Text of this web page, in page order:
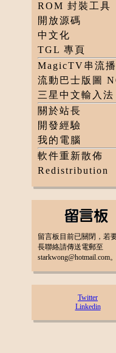
ROM 封裝工具
開放源碼
中文化
TGL 專頁
MagicTV串流
流動巴士版圖
三星中文輸入法
關於站長
開發經驗
我的電腦
軟件重新散佈
Redistribution
留言板目前已關閉，若
長聯絡請傳送電郵至
starkwong@hotmail.com。
Twitter
Linkedin